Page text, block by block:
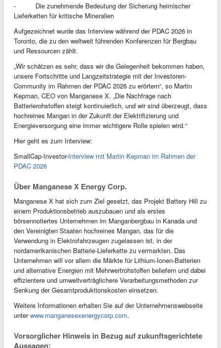
- Die zunehmende Bedeutung der Sicherung heimischer
Lieferketten für kritische Mineralien
Aufgezeichnet wurde das Interview während der PDAC 2026 in
Toronto, die zu den weltweit führenden Konferenzen für Bergbau
und Ressourcen zählt.
„Wir schätzen es sehr, dass wir die Gelegenheit bekommen haben,
unsere Fortschritte und Langzeitstrategie mit der Investoren-
Community im Rahmen der PDAC 2026 zu erörtern“, so Martin
Kepman, CEO von Manganese X. „Die Nachfrage nach
Batterierohstoffen steigt kontinuierlich, und wir sind überzeugt, dass
hochreines Mangan in der Zukunft der Elektrifizierung und
Energieversorgung eine immer wichtigere Rolle spielen wird.“
Hier geht es zum Interview:
SmallCap-Investor-Interview mit Martin Kepman im Rahmen der
PDAC 2026
Über Manganese X Energy Corp.
Manganese X hat sich zum Ziel gesetzt, das Projekt Battery Hill zu
einem Produktionsbetrieb auszubauen und als erstes
börsennotiertes Unternehmen im Manganbergbau in Kanada und
den Vereinigten Staaten hochreines Mangan, das für die
Verwendung in Elektrofahrzeugen zugelassen ist, in der
nordamerikanischen Batterie-Lieferkette zu vermarkten. Das
Unternehmen will vor allem die Märkte für Lithium-Ionen-Batterien
und alternative Energien mit Mehrwertrohstoffen beliefern und dabei
effizientere und umweltverträglichere Verarbeitungsmethoden zur
Senkung der Gesamtproduktionskosten einsetzen.
Weitere Informationen erhalten Sie auf der Unternehmenswebseite
unterwww.manganesexenergycorp.com.
Vorsorglicher Hinweis in Bezug auf zukunftsgerichtete
Aussagen: